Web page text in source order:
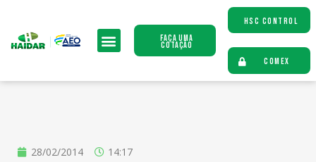
Faça uma
Cotação
HSC CONTROL
COMEX
28/02/2014 14:17